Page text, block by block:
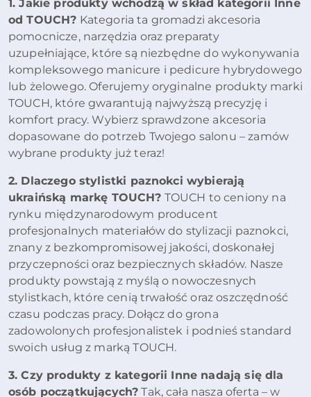
1. Jakie produkty wchodzą w skład kategorii Inne
od TOUCH? Kategoria ta gromadzi akcesoria
pomocnicze, narzędzia oraz preparaty
uzupełniające, które są niezbędne do wykonywania
kompleksowego manicure i pedicure hybrydowego
lub żelowego. Oferujemy oryginalne produkty marki
TOUCH, które gwarantują najwyższą precyzję i
komfort pracy. Wybierz sprawdzone akcesoria
dopasowane do potrzeb Twojego salonu – zamów
wybrane produkty już teraz!
2. Dlaczego stylistki paznokci wybierają
ukraińską markę TOUCH? TOUCH to ceniony na
rynku międzynarodowym producent
profesjonalnych materiałów do stylizacji paznokci,
znany z bezkompromisowej jakości, doskonałej
przyczepności oraz bezpiecznych składów. Nasze
produkty powstają z myślą o nowoczesnych
stylistkach, które cenią trwałość oraz oszczędność
czasu podczas pracy. Dołącz do grona
zadowolonych profesjonalistek i podnieś standard
swoich usług z marką TOUCH.
3. Czy produkty z kategorii Inne nadają się dla
osób początkujących? Tak, cała nasza oferta – w